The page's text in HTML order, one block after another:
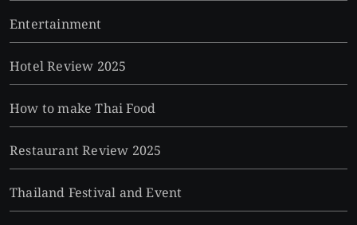
Entertainment
Hotel Review 2025
How to make Thai Food
Restaurant Review 2025
Thailand Festival and Event